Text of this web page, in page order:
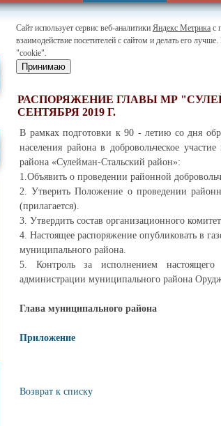
Сайт использует сервис веб-аналитики Яндекс Метрика с
взаимодействие посетителей с сайтом и делать его
"cookie".
Принимаю
РАСПОРЯЖЕНИЕ ГЛАВЫ МР
СЕНТЯБРЯ 2019 Г.
В рамках подготовки к 90 - летию со дня
населения района в добровольческое
района «Сулейман-Стальский район»:
1.Объявить о проведении районной
2. Утверить Положение о проведении
(прилагается).
3. Утвердить состав организационного
4. Настоящее распоряжение опубликовать в
муниципального района.
5. Контроль за исполнением настоящего
администрации муниципального района
Глава муниципального района
Приложение
Возврат к списку